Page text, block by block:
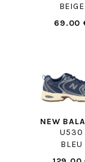
BEIGE
69.00
NEW
U530
BLEU